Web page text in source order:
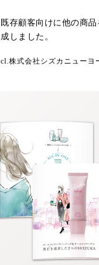
既存顧客向けに他の商
成しました。
cl.株式会社シズカニューヨ